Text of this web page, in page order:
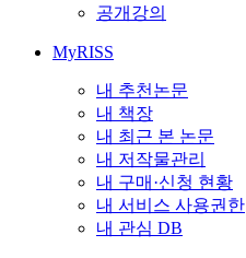
공개강의
MyRISS
내 추천논문
내 책장
내 최근 본 논문
내 저작물관리
내 구매·신청 현황
내 서비스 사용권한
내 관심 DB